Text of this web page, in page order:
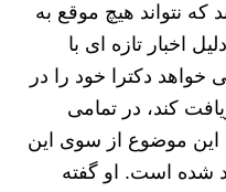
که نتواند هیچ موقع به
اخبار تازه ای با
دکترا خود را در
کند، در تمامی
این موضوع از سوی این
شده است. او گفته